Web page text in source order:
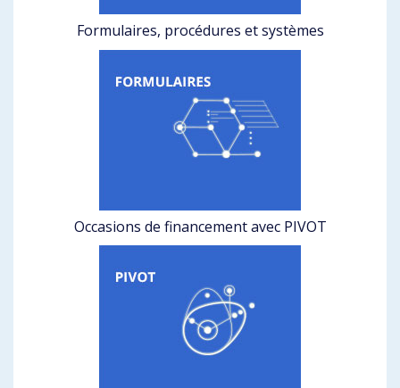
Formulaires, procédures et systèmes
Occasions de financement avec PIVOT